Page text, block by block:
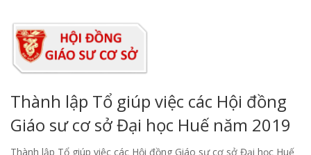
Thành lập Tổ giúp việc các Hội đồng
Giáo sư cơ sở Đại học Huế năm 2019
Thành lập Tổ giúp việc các Hội đồng Giáo sư cơ sở Đại học Huế